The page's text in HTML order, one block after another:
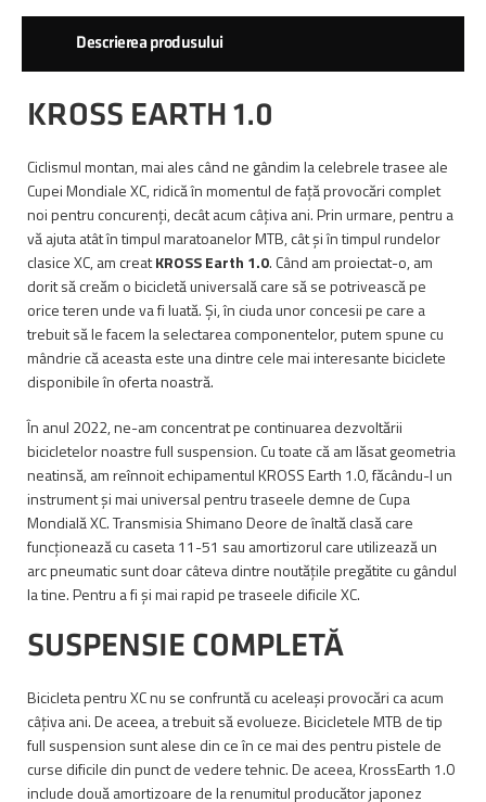
Descrierea produsului
KROSS EARTH 1.0
Ciclismul montan, mai ales când ne gândim la celebrele trasee ale
Cupei Mondiale XC, ridică în momentul de față provocări complet
noi pentru concurenți, decât acum câțiva ani. Prin urmare, pentru a
vă ajuta atât în timpul maratoanelor MTB, cât și în timpul rundelor
clasice XC, am creatKROSS Earth 1.0. Când am proiectat-o, am
dorit să creăm o bicicletă universală care să se potrivească pe
orice teren unde va fi luată. Și, în ciuda unor concesii pe care a
trebuit să le facem la selectarea componentelor, putem spune cu
mândrie că aceasta este una dintre cele mai interesante biciclete
disponibile în oferta noastră.
În anul 2022, ne-am concentrat pe continuarea dezvoltării
bicicletelor noastre full suspension. Cu toate că am lăsat geometria
neatinsă, am reînnoit echipamentul KROSS Earth 1.0, făcându-l un
instrument și mai universal pentru traseele demne de Cupa
Mondială XC. Transmisia Shimano Deore de înaltă clasă care
funcționează cu caseta 11-51 sau amortizorul care utilizează un
arc pneumatic sunt doar câteva dintre noutățile pregătite cu gândul
la tine. Pentru a fi și mai rapid pe traseele dificile XC.
SUSPENSIE COMPLETĂ
Bicicleta pentru XC nu se confruntă cu aceleași provocări ca acum
câțiva ani. De aceea, a trebuit să evolueze. Bicicletele MTB de tip
full suspension sunt alese din ce în ce mai des pentru pistele de
curse dificile din punct de vedere tehnic. De aceea, KrossEarth 1.0
include două amortizoare de la renumitul producător japonez